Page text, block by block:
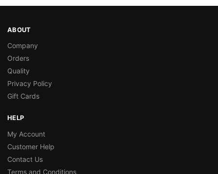
ABOUT
Company
Orders
Quality
Privacy Policy
Gift Cards
HELP
My Account
Customer Help
Contact Us
Terms and Conditions